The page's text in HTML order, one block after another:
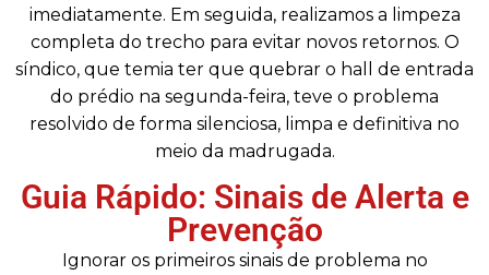
imediatamente. Em seguida, realizamos a limpeza
completa do trecho para evitar novos retornos. O
síndico, que temia ter que quebrar o hall de entrada
do prédio na segunda-feira, teve o problema
resolvido de forma silenciosa, limpa e definitiva no
meio da madrugada.
Guia Rápido: Sinais de Alerta e
Prevenção
Ignorar os primeiros sinais de problema no